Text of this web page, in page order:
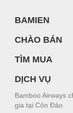
BAMIEN
CHÀO BÁN
TÌM MUA
DỊCH VỤ
Bamboo Airways
gia tại Côn Đảo